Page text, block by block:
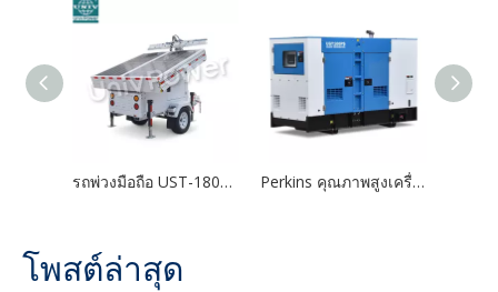
รถพ่วงมือถือ UST-1800 ใหม่พลังงานแสงอาทิตย์สีเขียวพลังงานแสงอาทิตย์แบบพกพา Perkins คุณภาพสูงเครื่องกำเนิดไฟฟ้าดีเซลที่เงียบสงบ
โพสต์ล่าสุด